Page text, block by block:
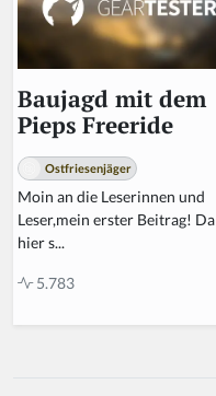
Baujagd mit dem
Pieps Freeride
Ostfriesenjäger
Moin an die Leserinnen und
Leser,mein erster Beitrag!
hier s...
5.783